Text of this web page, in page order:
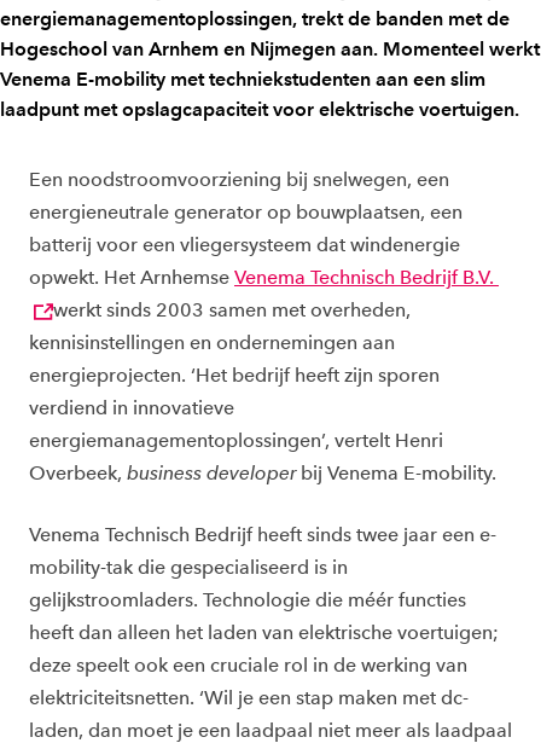
energiemanagementoplossingen, trekt de banden met de
Hogeschool van Arnhem en Nijmegen aan. Momenteel werkt
Venema E-mobility met techniekstudenten aan een slim
laadpunt met opslagcapaciteit voor elektrische voertuigen.
Een noodstroomvoorziening bij snelwegen, een
energieneutrale generator op bouwplaatsen, een
batterij voor een vliegersysteem dat windenergie
opwekt. Het Arnhemse Venema Technisch Bedrijf B.V.
werkt sinds 2003 samen met overheden,
kennisinstellingen en ondernemingen aan
energieprojecten. ‘Het bedrijf heeft zijn sporen
verdiend in innovatieve
energiemanagementoplossingen’, vertelt Henri
Overbeek, business developerbij Venema E-mobility.
Venema Technisch Bedrijf heeft sinds twee jaar een e-
mobility-tak die gespecialiseerd is in
gelijkstroomladers. Technologie die méér functies
heeft dan alleen het laden van elektrische voertuigen;
deze speelt ook een cruciale rol in de werking van
elektriciteitsnetten. ‘Wil je een stap maken met dc-
laden, dan moet je een laadpaal niet meer als laadpaal